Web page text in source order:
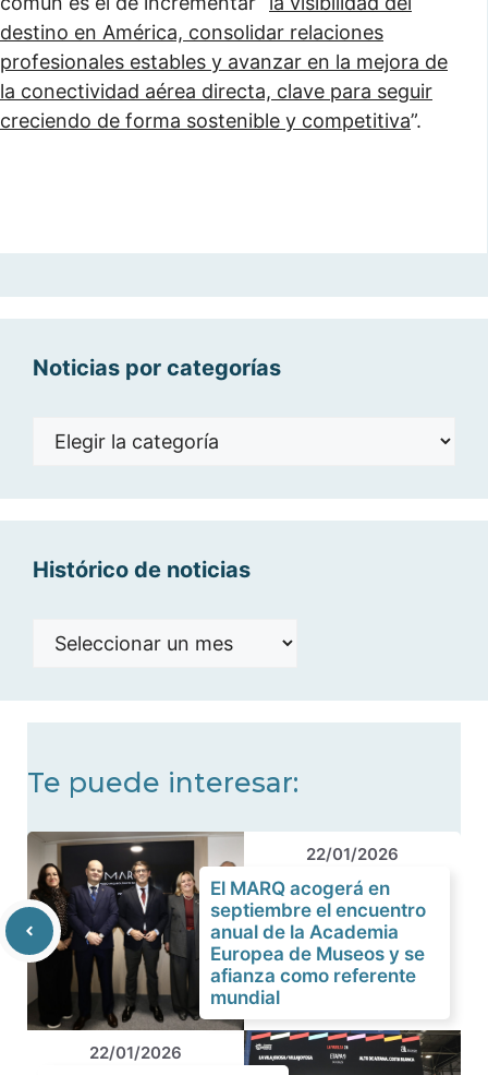
destino en América, consolidar relaciones
profesionales estables y avanzar en la mejora de
la conectividad aérea directa, clave para seguir
creciendo de forma sostenible y competitiva”.
Noticias por categorías
Noticias
Histórico de noticias
Histórico
Te puede interesar:
22/01/2026
El MARQ acogerá en
septiembre el encuentro
anual de la Academia
Europea de Museos y se
afianza como referente
mundial
22/01/2026